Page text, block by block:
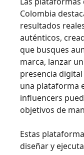
Colombia
resultados
auténticos,
que busques
marca, lanzar
presencia
una plataforma
influencers
objetivos de
Estas
diseñar y